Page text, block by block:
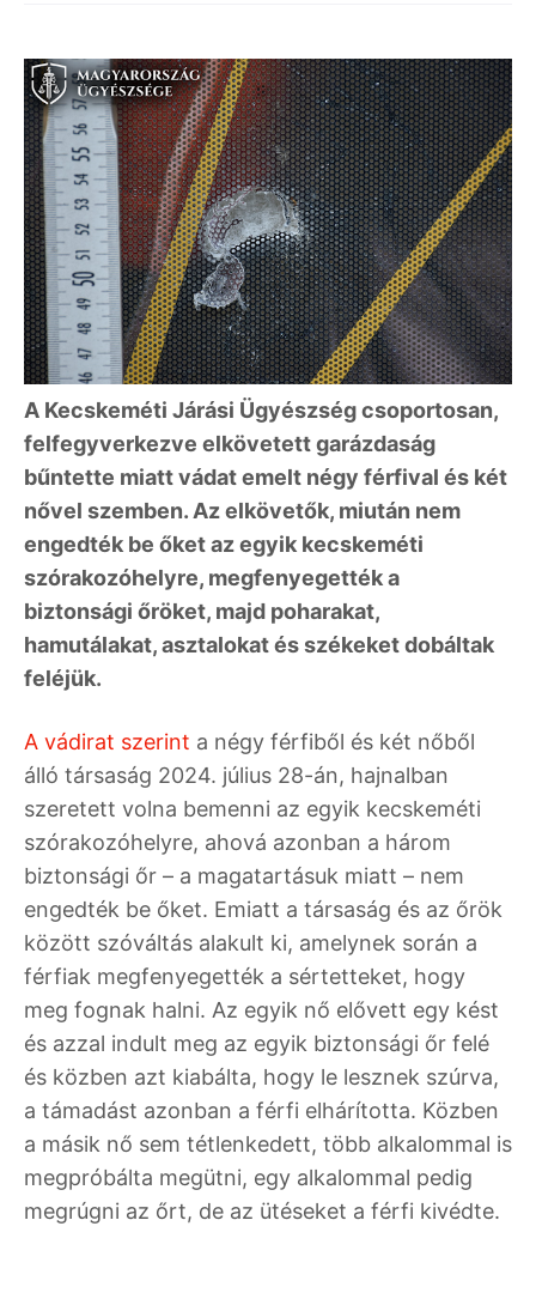
A Kecskeméti Járási Ügyészség csoportosan,
felfegyverkezve elkövetett garázdaság
bűntette miatt vádat emelt négy férfival és két
nővel szemben. Az elkövetők, miután nem
engedték be őket az egyik kecskeméti
szórakozóhelyre, megfenyegették a
biztonsági őröket, majd poharakat,
hamutálakat, asztalokat és székeket dobáltak
feléjük.
A vádirat szerint a négy férfiből és két nőből
álló társaság 2024. július 28-án, hajnalban
szeretett volna bemenni az egyik kecskeméti
szórakozóhelyre, ahová azonban a három
biztonsági őr – a magatartásuk miatt – nem
engedték be őket. Emiatt a társaság és az őrök
között szóváltás alakult ki, amelynek során a
férfiak megfenyegették a sértetteket, hogy
meg fognak halni. Az egyik nő elővett egy kést
és azzal indult meg az egyik biztonsági őr felé
és közben azt kiabálta, hogy le lesznek szúrva,
a támadást azonban a férfi elhárította. Közben
a másik nő sem tétlenkedett, több alkalommal is
megpróbálta megütni, egy alkalommal pedig
megrúgni az őrt, de az ütéseket a férfi kivédte.